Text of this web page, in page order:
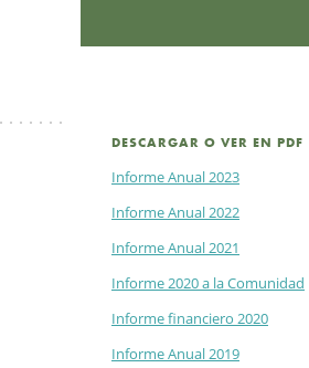
DESCARGAR O VER EN PDF
Informe Anual 2023
Informe Anual 2022
Informe Anual 2021
Informe 2020 a la Comunidad
Informe financiero 2020
Informe Anual 2019